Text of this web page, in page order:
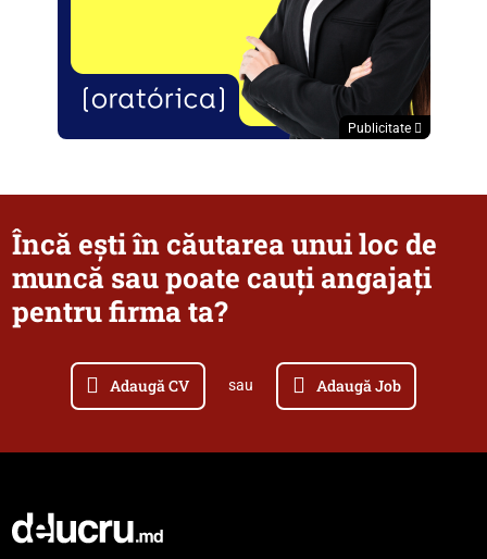
Publicitate
Încă ești în căutarea unui loc de
muncă sau poate cauți angajați
pentru firma ta?
Adaugă CV sau Adaugă Job